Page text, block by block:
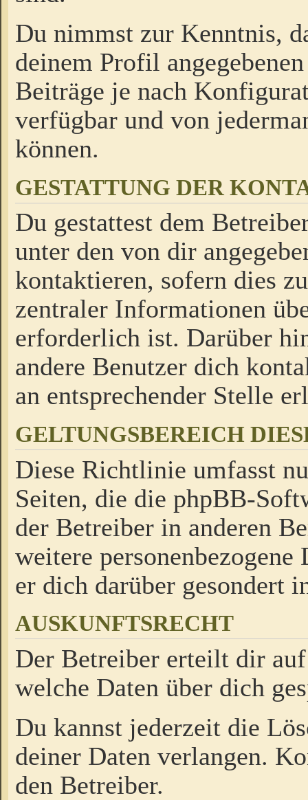
Du nimmst zur Kenntnis,
deinem Profil
Beiträge je nach
verfügbar und von
können.
GESTATTUNG DER
Du gestattest dem
unter den von dir
kontaktieren, sofern dies
zentraler Informationen
erforderlich ist. Darüber
andere Benutzer dich
an entsprechender Stelle
GELTUNGSBEREICH
Diese Richtlinie umfasst
Seiten, die die phpBB-
der Betreiber in anderen
weitere
er dich darüber gesondert
AUSKUNFTSRECHT
Der Betreiber erteilt dir
welche Daten über dich
Du kannst jederzeit die
deiner Daten verlangen.
den Betreiber.